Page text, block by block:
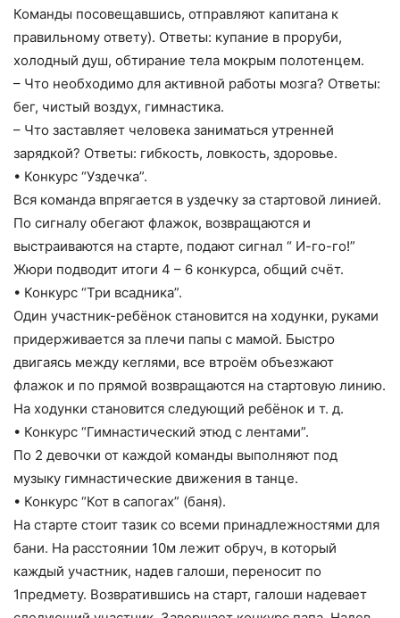
Команды посовещавшись, отправляют капитана к
правильному ответу). Ответы: купание в проруби,
холодный душ, обтирание тела мокрым полотенцем.
– Что необходимо для активной работы мозга? Ответы:
бег, чистый воздух, гимнастика.
– Что заставляет человека заниматься утренней
зарядкой? Ответы: гибкость, ловкость, здоровье.
• Конкурс “Уздечка”.
Вся команда впрягается в уздечку за стартовой линией.
По сигналу обегают флажок, возвращаются и
выстраиваются на старте, подают сигнал “ И-го-го!”
Жюри подводит итоги 4 – 6 конкурса, общий счёт.
• Конкурс “Три всадника”.
Один участник-ребёнок становится на ходунки, руками
придерживается за плечи папы с мамой. Быстро
двигаясь между кеглями, все втроём объезжают
флажок и по прямой возвращаются на стартовую линию.
На ходунки становится следующий ребёнок и т. д.
• Конкурс “Гимнастический этюд с лентами”.
По 2 девочки от каждой команды выполняют под
музыку гимнастические движения в танце.
• Конкурс “Кот в сапогах” (баня).
На старте стоит тазик со всеми принадлежностями для
бани. На расстоянии 10м лежит обруч, в который
каждый участник, надев галоши, переносит по
1предмету. Возвратившись на старт, галоши надевает